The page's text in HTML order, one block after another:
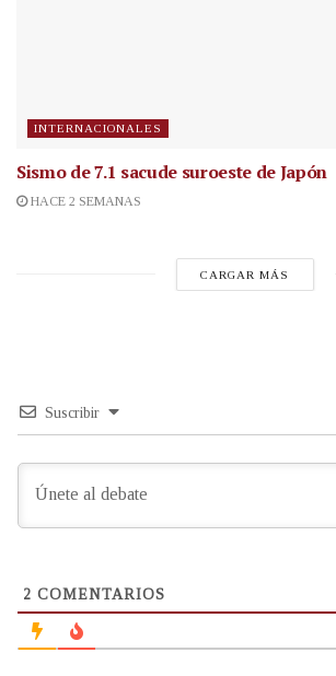
INTERNACIONALES
Sismo de 7.1 sacude suroeste de Japón
HACE 2 SEMANAS
CARGAR MÁS
Suscribir
2 COMENTARIOS